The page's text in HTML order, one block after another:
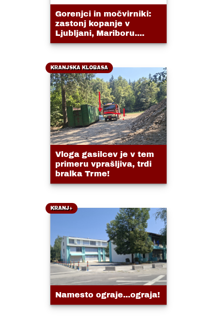
Gorenjci in močvirniki:
zastonj kopanje v
Ljubljani, Mariboru....
KRANJSKA KLOBASA
Vloga gasilcev je v tem
primeru vprašljiva, trdi
bralka Trme!
KRANJ+
Namesto ograje...ograja!